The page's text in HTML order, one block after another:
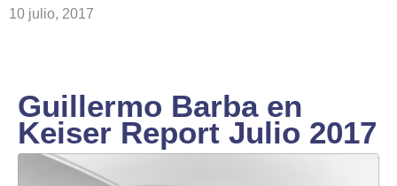
10 julio, 2017
Guillermo Barba en
Keiser Report Julio 2017